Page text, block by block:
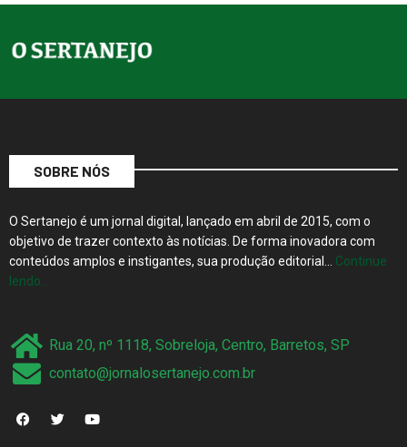
SOBRE NÓS
O Sertanejo é um jornal digital, lançado em abril de 2015, com o
objetivo de trazer contexto às notícias. De forma inovadora com
conteúdos amplos e instigantes, sua produção editorial… Continue
lendo…
Rua 20, nº 1118, Sobreloja, Centro, Barretos, SP
contato@jornalosertanejo.com.br